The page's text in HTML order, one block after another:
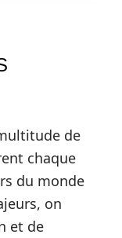
de
chaque
du monde
on
et de